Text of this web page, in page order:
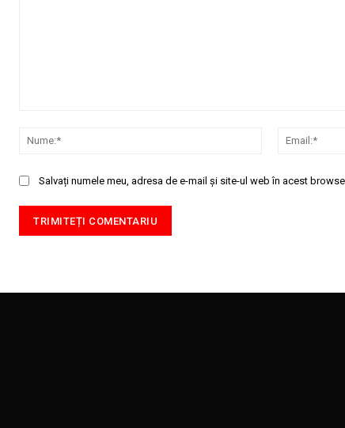
Nume:*
Salvați numele meu, adresa de e-mail și site-ul web în acest